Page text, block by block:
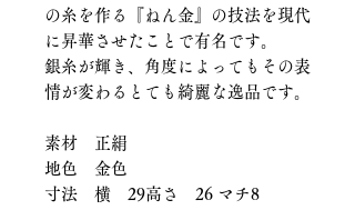
の糸を作る『ねん金』の技法を現代
に昇華させたことで有名です。
銀糸が輝き、角度によってもその表
情が変わるとても綺麗な逸品です。
素材 正絹
地色 金色
寸法 横 29高さ 26 マチ8